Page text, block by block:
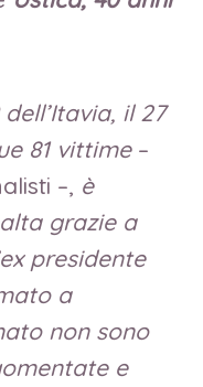
il 27
81 vittime–
–, è
grazie a
presidente
a
non sono
e